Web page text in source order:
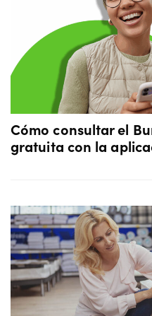
Cómo consultar el
gratuita con la